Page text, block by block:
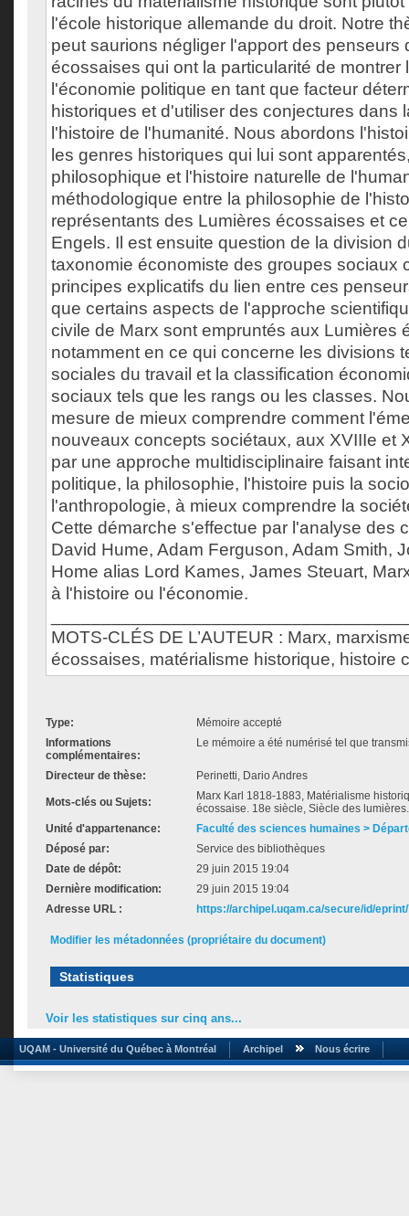
l'école historique allemande du droit. Notre
peut saurions négliger l'apport des penseurs
écossaises qui ont la particularité de montrer
l'économie politique en tant que facteur
historiques et d'utiliser des conjectures dans
l'histoire de l'humanité. Nous abordons
les genres historiques qui lui sont
philosophique et l'histoire naturelle de
méthodologique entre la philosophie de
représentants des Lumières écossaises et
Engels. Il est ensuite question de la division
taxonomie économiste des groupes sociaux
principes explicatifs du lien entre ces
que certains aspects de l'approche
civile de Marx sont empruntés aux Lumières
notamment en ce qui concerne les divisions
sociales du travail et la classification
sociaux tels que les rangs ou les classes.
mesure de mieux comprendre comment
nouveaux concepts sociétaux, aux XVIIIe et
par une approche multidisciplinaire faisant
politique, la philosophie, l'histoire puis la
l'anthropologie, à mieux comprendre la
Cette démarche s'effectue par l'analyse des
David Hume, Adam Ferguson, Adam Smith,
Home alias Lord Kames, James Steuart,
à l'histoire ou l'économie.
MOTS-CLÉS DE L’AUTEUR : Marx,
écossaises, matérialisme historique, histoire
Type:
Mémoire accepté
Informations
complémentaires:
Le mémoire a été numérisé tel que
Directeur de thèse: Perinetti, Dario Andres
Mots-clés ou Sujets:
Marx Karl 1818-1883, Matérialisme
écossaise. 18e siècle, Siècle des
Unité d'appartenance:
Faculté des sciences humaines >
Déposé par:
Service des bibliothèques
Date de dépôt:
29 juin 2015 19:04
Dernière modification:
29 juin 2015 19:04
Adresse URL :
https://archipel.uqam.ca/secure/id/
Modifier les métadonnées (propriétaire du document)
Statistiques
Voir les statistiques sur cinq ans...
UQAM - Université du Québec à Montréal Archipel Nous écrire